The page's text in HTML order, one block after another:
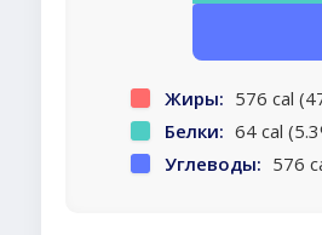
Жиры: 576 cal
Белки: 64 cal
Углеводы: 576